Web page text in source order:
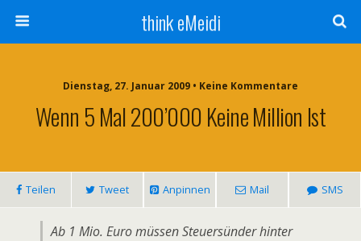
think eMeidi
Dienstag, 27. Januar 2009 • Keine Kommentare
Wenn 5 Mal 200’000 Keine Million Ist
Teilen Tweet Anpinnen Mail SMS
Ab 1 Mio. Euro müssen Steuersünder hinter